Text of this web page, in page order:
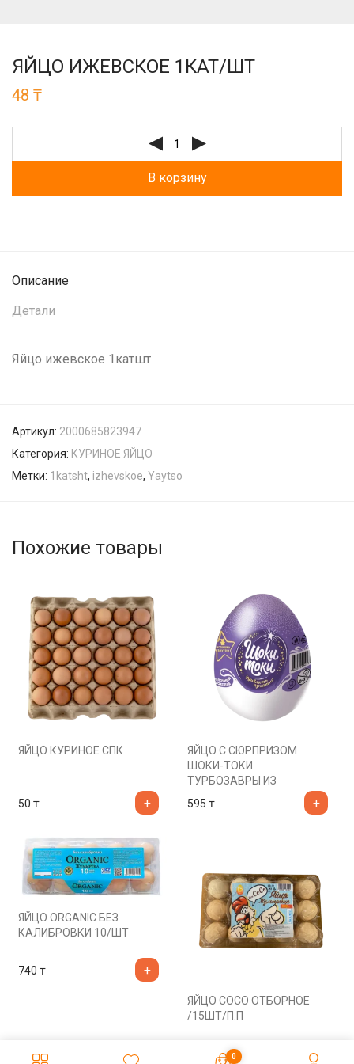
ЯЙЦО ИЖЕВСКОЕ 1КАТ/ШТ
48 ₸
В корзину
Описание
Детали
Яйцо ижевское 1катшт
Артикул: 2000685823947
Категория: КУРИНОЕ ЯЙЦО
Метки: 1katsht, izhevskoe, Yaytso
Похожие товары
ЯЙЦО КУРИНОЕ СПК
50 ₸
ЯЙЦО С СЮРПРИЗОМ
ШОКИ-ТОКИ
ТУРБОЗАВРЫ ИЗ
595 ₸
ЯЙЦО ORGANIC БЕЗ
КАЛИБРОВКИ 10/ШТ
740 ₸
ЯЙЦО СОСО ОТБОРНОЕ
/15ШТ/П.П
₸ 0